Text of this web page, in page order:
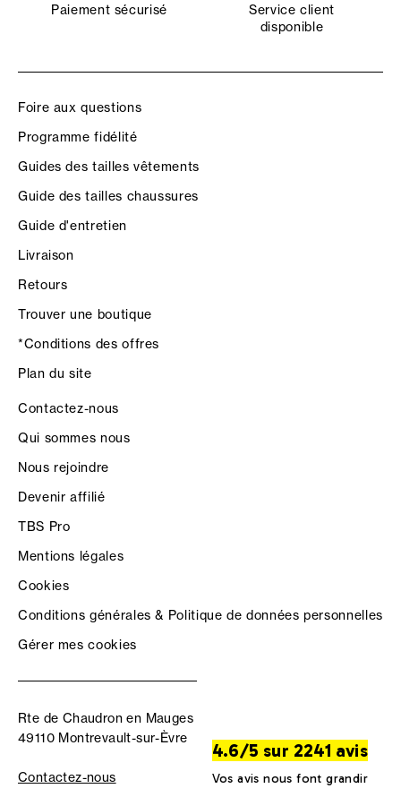
Paiement sécurisé
Service client
disponible
Foire aux questions
Programme fidélité
Guides des tailles vêtements
Guide des tailles chaussures
Guide d'entretien
Livraison
Retours
Trouver une boutique
*Conditions des offres
Plan du site
Contactez-nous
Qui sommes nous
Nous rejoindre
Devenir affilié
TBS Pro
Mentions légales
Cookies
Conditions générales & Politique de données personnelles
Gérer mes cookies
Rte de Chaudron en Mauges
49110 Montrevault-sur-Èvre
Contactez-nous
4.6/5 sur 2241 avis
Vos avis nous font grandir